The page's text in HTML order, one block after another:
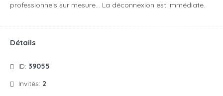
professionnels sur mesure… La déconnexion est immédiate.
Détails
ID: 39055
Invités: 2